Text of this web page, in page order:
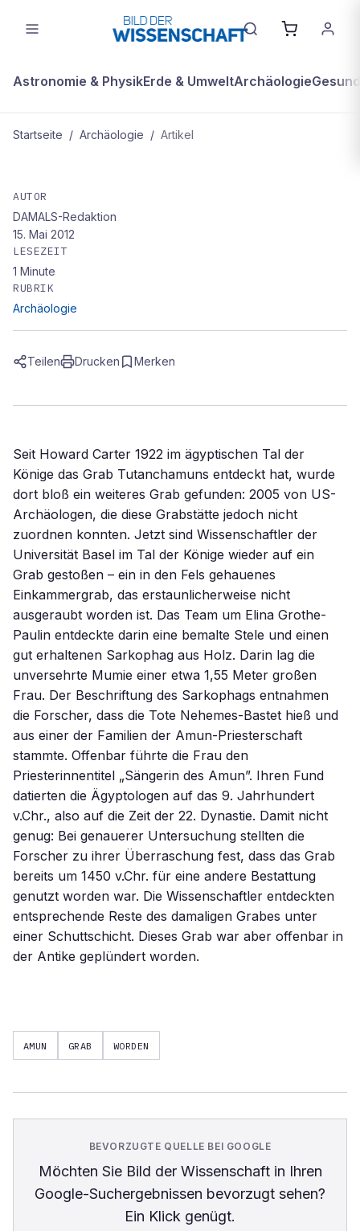
Astronomie & PhysikErde & UmweltArchäologie
Startseite / Archäologie / Artikel
Grab im Grab
AUTOR
DAMALS-Redaktion
15. Mai 2012
LESEZEIT
1 Minute
RUBRIK
Archäologie
Teilen Drucken Merken
Seit Howard Carter 1922 im ägyptischen Tal der
Könige das Grab Tutanchamuns entdeckt hat, wurde
dort bloß ein weiteres Grab gefunden: 2005 von US-
Archäologen, die diese Grabstätte jedoch nicht
zuordnen konnten. Jetzt sind Wissenschaftler der
Universität Basel im Tal der Könige wieder auf ein
Grab gestoßen – ein in den Fels gehauenes
Einkammergrab, das erstaunlicherweise nicht
ausgeraubt worden ist. Das Team um Elina Grothe-
Paulin entdeckte darin eine bemalte Stele und einen
gut erhaltenen Sarkophag aus Holz. Darin lag die
unversehrte Mumie einer etwa 1,55 Meter großen
Frau. Der Beschriftung des Sarkophags entnahmen
die Forscher, dass die Tote Nehemes-Bastet hieß und
aus einer der Familien der Amun-Priesterschaft
stammte. Offenbar führte die Frau den
Priesterinnentitel „Sängerin des Amun”. Ihren Fund
datierten die Ägyptologen auf das 9. Jahrhundert
v.Chr., also auf die Zeit der 22. Dynastie. Damit nicht
genug: Bei genauerer Untersuchung stellten die
Forscher zu ihrer Überraschung fest, dass das Grab
bereits um 1450 v.Chr. für eine andere Bestattung
genutzt worden war. Die Wissenschaftler entdeckten
entsprechende Reste des damaligen Grabes unter
einer Schuttschicht. Dieses Grab war aber offenbar in
der Antike geplündert worden.
AMUN GRAB WORDEN
BEVORZUGTE QUELLE BEI GOOGLE
Möchten Sie Bild der Wissenschaftin Ihren
Google-Suchergebnissen bevorzugt sehen?
Ein Klick genügt.